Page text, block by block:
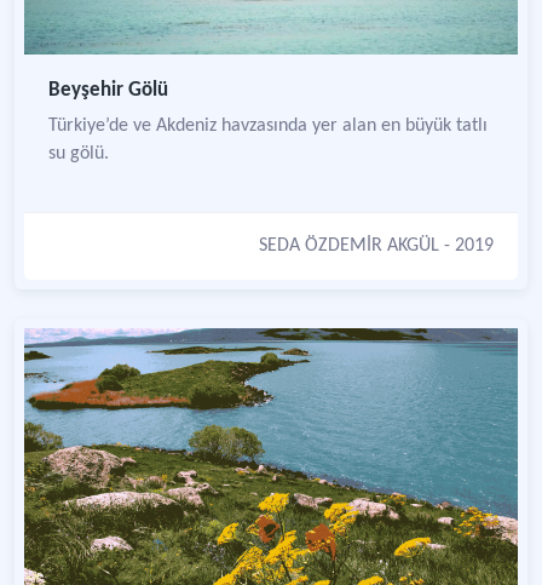
Beyşehir Gölü
Türkiye’de ve Akdeniz havzasında yer alan en büyük tatlı
su gölü.
SEDA ÖZDEMİR AKGÜL - 2019